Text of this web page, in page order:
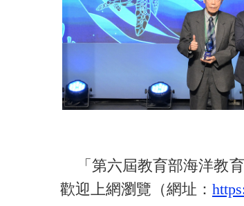
「第六屆教育部海洋教育
歡迎上網瀏覽（網址：